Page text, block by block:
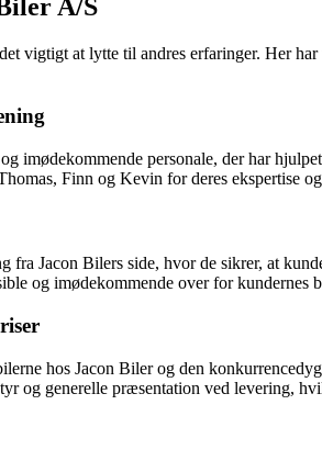
A/S
vigtigt at lytte til andres erfaringer. Her
imødekommende personale, der har
Finn og Kevin for deres ekspertise
fra Jacon Bilers side, hvor de sikrer, at
og imødekommende over for
hos Jacon Biler og den
og generelle præsentation ved levering,